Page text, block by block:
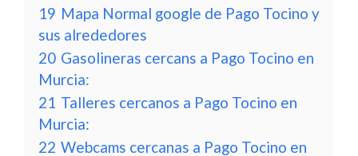
19 Mapa Normal google de Pago Tocino y
sus alrededores
20 Gasolineras cercans a Pago Tocino en
Murcia:
21 Talleres cercanos a Pago Tocino en
Murcia:
22 Webcams cercanas a Pago Tocino en